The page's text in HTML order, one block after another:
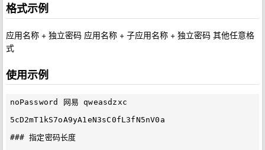
格式示例
应用名称 + 独立密码 应用名称 + 子应用名称 + 独立密码 其他任意格
式
使用示例
noPassword 网易 qweasdzxc
5cD2mT1kS7oA9yA1eN3sC0fL3fN5nV0a
### 指定密码长度